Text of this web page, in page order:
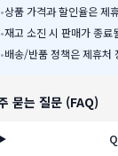
•상품 가격과 할인율은 제
•재고 소진 시 판매가 종료
•배송/반품 정책은 제휴처
묻는 질문 (FAQ)
Q